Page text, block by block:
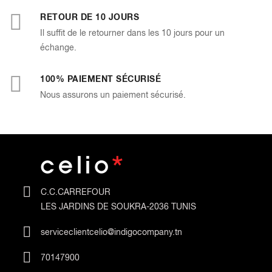
RETOUR DE 10 JOURS
Il suffit de le retourner dans les 10 jours pour un
échange.
100% PAIEMENT SÉCURISÉ
Nous assurons un paiement sécurisé.
C.C.CARREFOUR
LES JARDINS DE SOUKRA-2036 TUNIS
serviceclientcelio@indigocompany.tn
70147900